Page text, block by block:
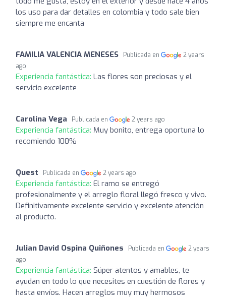
los uso para dar detalles en colombia y todo sale bien
siempre me encanta
FAMILIA VALENCIA MENESES Publicada en
2 years
ago
Experiencia fantástica: Las flores son preciosas y el
servicio excelente
Carolina Vega Publicada en 2 years ago
Experiencia fantástica: Muy bonito, entrega oportuna lo
recomiendo 100%
Quest Publicada en 2 years ago
Experiencia fantástica: El ramo se entregó
profesionalmente y el arreglo floral llegó fresco y vivo.
Definitivamente excelente servicio y excelente atención
al producto.
Julian David Ospina Quiñones Publicada en
2 years
ago
Experiencia fantástica: Súper atentos y amables, te
ayudan en todo lo que necesites en cuestión de flores y
hasta envíos. Hacen arreglos muy muy hermosos